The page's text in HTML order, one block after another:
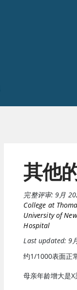
其他
完整评审: 9月
College at
University of
Hospital
Last updated: 9
约1/1000表面正
母亲年龄增大是